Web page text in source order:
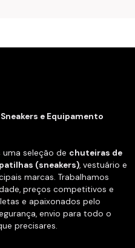
e Equipamento
seleção de chuteiras de
(sneakers), vestuário e
marcas. Trabalhamos
preços competitivos e
e apaixonados pelo
envio para todo o
precisares.